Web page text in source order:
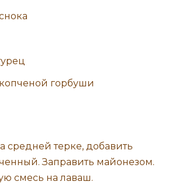
горбуши
средней терке, добавить
Заправить майонезом.
смесь на лаваш.